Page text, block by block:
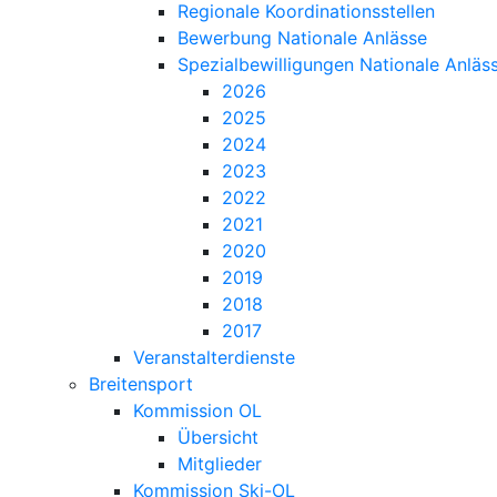
Regionale Koordinationsstellen
Bewerbung Nationale Anlässe
Spezialbewilligungen Nationale
2026
2025
2024
2023
2022
2021
2020
2019
2018
2017
Veranstalterdienste
Breitensport
Kommission OL
Übersicht
Mitglieder
Kommission Ski-OL